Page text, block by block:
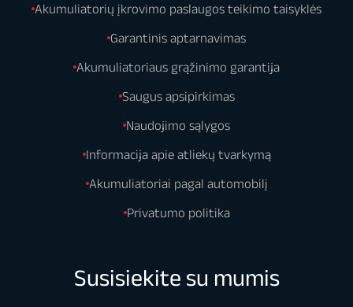
Akumuliatorių įkrovimo paslaugos teikimo taisyklės
Garantinis aptarnavimas
Akumuliatoriaus grąžinimo garantija
Saugus apsipirkimas
Naudojimo sąlygos
Informacija apie atliekų tvarkymą
Akumuliatoriai pagal automobilį
Privatumo politika
Susisiekite su mumis